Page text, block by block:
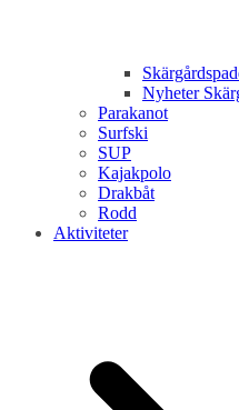
Nyheter
Parakanot
Surfski
SUP
Kajakpolo
Drakbåt
Rodd
Aktiviteter